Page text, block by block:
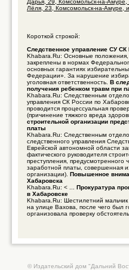
Дарья, 29, Комсомольск-на-
Лёля, 23, Комсомольск-на-Амуре,
Короткой строкой:
Следственное управление СУ
Khabara.Ru: Основные положения,
закреплены в нормах
основных гарантиях
Федерации». За нарушение
уголовная ответственность. В
получения ребенком травм при
Khabara.Ru: Следственным
управления СК России по
проводится процессуальная
(причинение тяжкого вреда
строительной организации
платы
Khabara.Ru: Следственным
следственного управления
Еврейской автономной области
фактического руководителя
преступления,
заработной платы, совершенная
организации). Повышенное
Хабаровска
Khabara.Ru: < ... Прокуратура
в Хабаровске
Khabara.Ru: Шестилетний
на улице Вахова, после чего был
организовала проверку
© Издательский дом "Дальний